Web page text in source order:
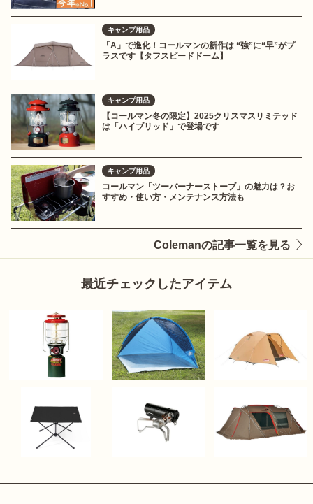
キャンプ用品
「A」で進化！コールマンの新作は “強”に“早”がプ
ラスです【タフスピードドーム】
キャンプ用品
【コールマン冬の限定】2025クリスマスリミテッド
は「ハイブリッド」で登場です
キャンプ用品
コールマン「ツーバーナーストーブ」の魅力は？お
すすめ・使い方・メンテナンス方法も
Colemanの記事一覧を見る
最近チェックしたアイテム